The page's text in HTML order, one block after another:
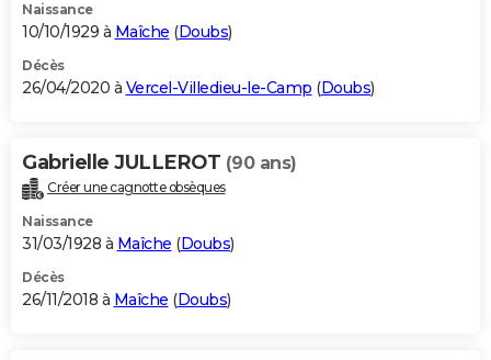
Naissance
10/10/1929 à Maîche (Doubs)
Décès
26/04/2020 à Vercel-Villedieu-le-Camp (Doubs)
Gabrielle JULLEROT (90 ans)
Créer une cagnotte obsèques
Naissance
31/03/1928 à Maîche (Doubs)
Décès
26/11/2018 à Maîche (Doubs)